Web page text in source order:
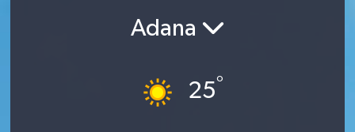
Adana
25°